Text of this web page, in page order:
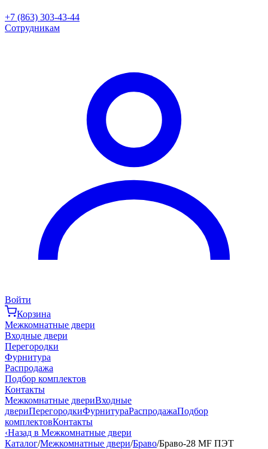
+7 (863) 303-43-44
Сотрудникам
Войти
Корзина
Межкомнатные двери
Входные двери
Перегородки
Фурнитура
Распродажа
Подбор комплектов
Контакты
Межкомнатные двериВходные
двериПерегородкиФурнитураРаспродажаПодбор
комплектовКонтакты
‹Назад в Межкомнатные двери
Каталог/Межкомнатные двери/Браво/Браво-28 MF ПЭТ